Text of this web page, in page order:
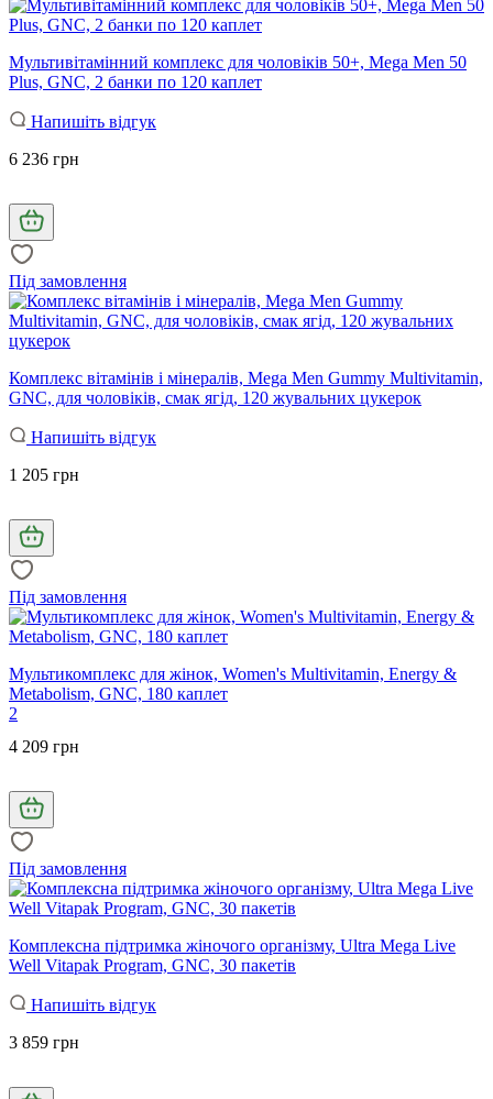
Мультивітамінний комплекс для чоловіків 50+, Mega Men 50
Plus, GNC, 2 банки по 120 каплет
Напишіть відгук
6 236 грн
Під замовлення
Комплекс вітамінів і мінералів, Mega Men Gummy Multivitamin,
GNC, для чоловіків, смак ягід, 120 жувальних цукерок
Напишіть відгук
1 205 грн
Під замовлення
Мультикомплекс для жінок, Women's Multivitamin, Energy &
Metabolism, GNC, 180 каплет
2
4 209 грн
Під замовлення
Комплексна підтримка жіночого організму, Ultra Mega Live
Well Vitapak Program, GNC, 30 пакетів
Напишіть відгук
3 859 грн